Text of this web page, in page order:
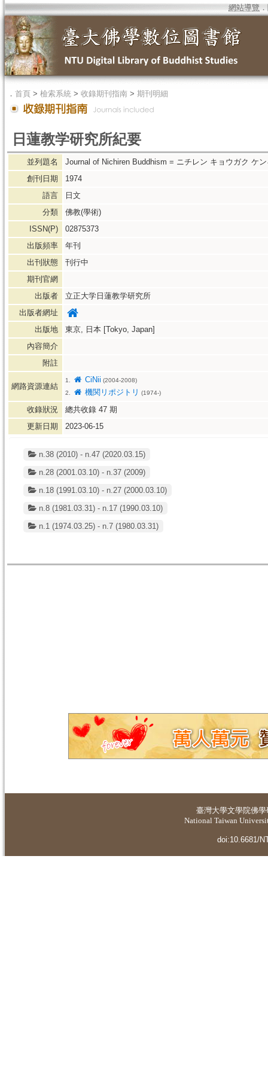
網站導覽 ．
． 首頁 > 檢索系統 > 收錄期刊指南 > 期刊明細
日蓮教学研究所紀要
並列題名
Journal of Nichiren Buddhism = ニチレン キョウガク ケ
創刊日期
1974
語言
日文
分類
佛教(學術)
ISSN(P)
02875373
出版頻率
年刊
出刊狀態
刊行中
期刊官網
出版者
立正大学日蓮教学研究所
出版者網址
出版地
東京, 日本 [Tokyo, Japan]
內容簡介
附註
網路資源連結
1. CiNii (2004-2008)
2.
機関リポジトリ (1974-)
收錄狀況 總共收錄 47 期
更新日期
2023-06-15
n.38 (2010) - n.47 (2020.03.15)
n.28 (2001.03.10) - n.37 (2009)
n.18 (1991.03.10) - n.27 (2000.03.10)
n.8 (1981.03.31) - n.17 (1990.03.10)
n.1 (1974.03.25) - n.7 (1980.03.31)
臺灣大學文學院佛
National Taiwan
doi:10.6681/